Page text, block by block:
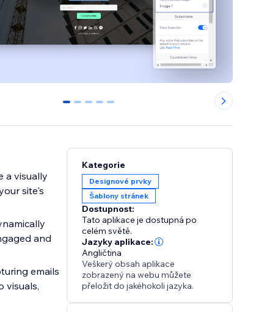
0 1 2 3 4
a visually
site's
and
emails
visuals,
Kategorie
Designové prvky
Šablony stránek
Dostupnost:
Tato aplikace je dostupná po
celém světě.
Jazyky aplikace:
Angličtina
Veškerý obsah aplikace
zobrazený na webu můžete
přeložit do jakéhokoli jazyka.